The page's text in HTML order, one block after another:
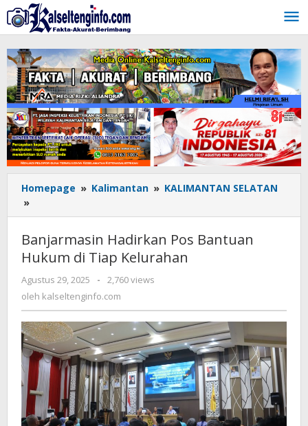
Lewati
ke
konten
Homepage » Kalimantan » KALIMANTAN SELATAN
»
Hadirkan
Bantuan
Hukum
Kelurahan
Banjarmasin Hadirkan Pos Bantuan
Hukum di Tiap Kelurahan
Agustus 29, 2025
oleh
kalseltenginfo.com
-
2,760 views
oleh kalseltenginfo.com